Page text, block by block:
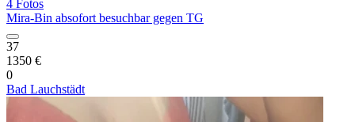
4 Fotos
Mira-Bin absofort besuchbar gegen TG
37
1350 €
0
Bad Lauchstädt